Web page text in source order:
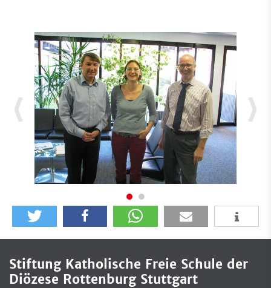
Stiftung Katholische Freie Schule der
Diözese Rottenburg Stuttgart